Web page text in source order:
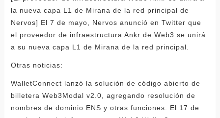
la nueva capa L1 de Mirana de la red principal de
Nervos] El 7 de mayo, Nervos anunció en Twitter que
el proveedor de infraestructura Ankr de Web3 se unirá
a su nueva capa L1 de Mirana de la red principal.
Otras noticias:
WalletConnect lanzó la solución de código abierto de
billetera Web3Modal v2.0, agregando resolución de
nombres de dominio ENS y otras funciones: El 17 de